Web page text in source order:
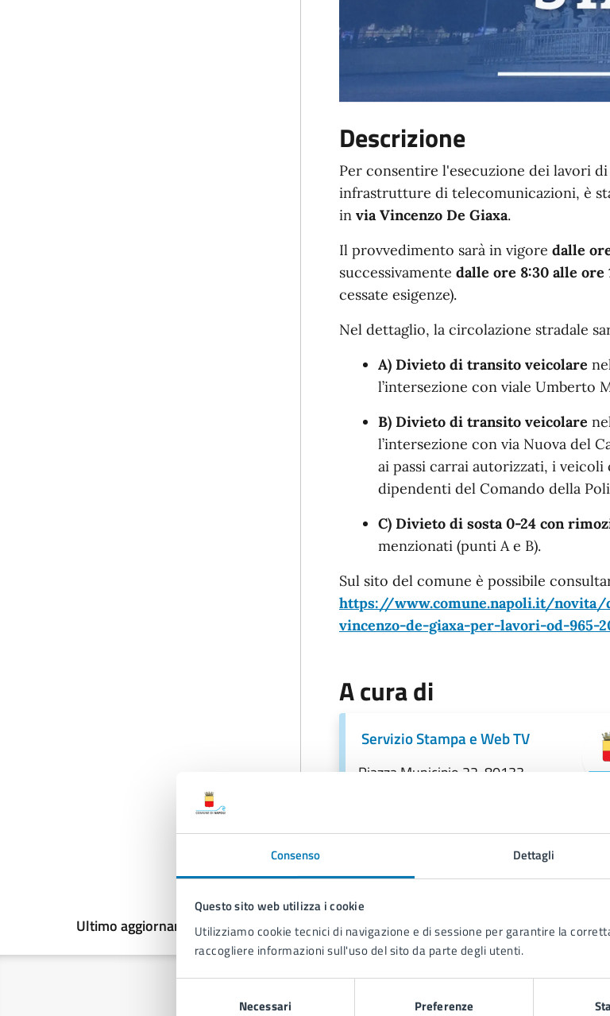
Consenso Dettagli
Questo sito web utilizza i cookie
Utilizziamo cookie tecnici di navigazione e di sessione per garantire la
raccogliere informazioni sull'uso del sito da parte degli utenti.
Necessari Preferenze
Descrizione
Per consentire l'esecuzione dei lavori
infrastrutture di telecomunicazioni, è
in via Vincenzo De Giaxa.
Il provvedimento sarà in vigore dalle
successivamente dalle ore 8:30 alle ore
cessate esigenze).
Nel dettaglio, la circolazione stradale
A) Divieto di transito veicolare
l’intersezione con viale Umberto
B) Divieto di transito veicolare
l’intersezione con via Nuova del
ai passi carrai autorizzati, i
dipendenti del Comando della
C) Divieto di sosta 0-24 con
menzionati (punti A e B).
Sul sito del comune è possibile
https://www.comune.napoli.it/
vincenzo-de-giaxa-per-lavori-od-965-
A cura di
Servizio Stampa e Web TV
Piazza Municipio 22, 80133
Ultimo aggiornamento:05/06/2026, 15:41
Contenuti